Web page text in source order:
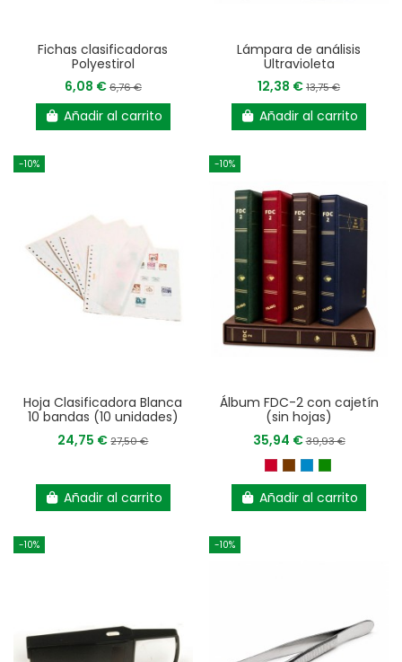
Fichas clasificadoras
Polyestirol
6,08 €6,76 €
Añadir al carrito
Lámpara de análisis
Ultravioleta
12,38 €13,75 €
Añadir al carrito
-10%
Hoja Clasificadora Blanca
10 bandas (10 unidades)
24,75 €27,50 €
Añadir al carrito
-10%
Álbum FDC-2 con cajetín
(sin hojas)
35,94 €39,93 €
Añadir al carrito
-10% -10%